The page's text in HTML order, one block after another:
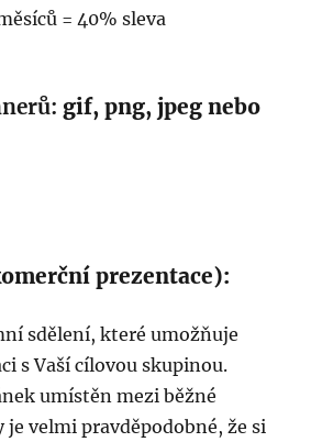
= 40% sleva
gif, png, jpeg nebo
prezentace):
sdělení, které umožňuje
s Vaší cílovou skupinou.
umístěn mezi běžné
je velmi pravděpodobné, že si